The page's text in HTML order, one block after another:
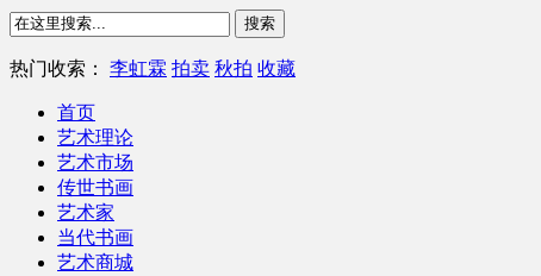
热门收索： 李虹霖 拍卖 秋拍 收藏
首页
艺术理论
艺术市场
传世书画
艺术家
当代书画
艺术商城